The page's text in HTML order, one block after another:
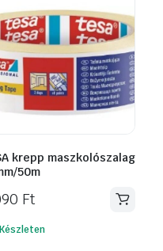
krepp maszkolószalag
50m
Ft
Készleten